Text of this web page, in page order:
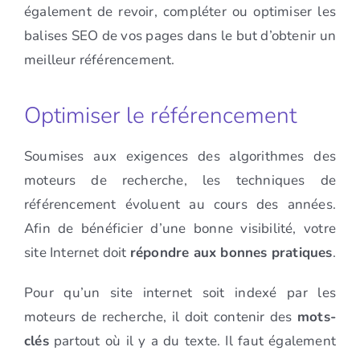
également de revoir, compléter ou optimiser les
balises SEO de vos pages dans le but d’obtenir un
meilleur référencement.
Optimiser le référencement
Soumises aux exigences des algorithmes des
moteurs de recherche, les techniques de
référencement évoluent au cours des années.
Afin de bénéficier d’une bonne visibilité, votre
site Internet doit répondre aux bonnes pratiques.
Pour qu’un site internet soit indexé par les
moteurs de recherche, il doit contenir des mots-
cléspartout où il y a du texte. Il faut également